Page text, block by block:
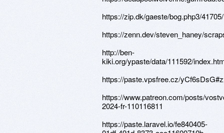
https://zip.dk/gaeste/bog.php3/41705/
https://zenn.dev/steven_haney/
http://ben-
kiki.org/ypaste/data/111592/
https://paste.vpsfree.cz/
https://www.patreon.com/posts/
2024-fr-110116811
https://paste.laravel.io/fe840405-